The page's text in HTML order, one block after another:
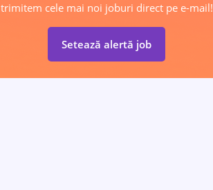
trimitem cele mai noi joburi direct pe e-mail!
Setează alertă job